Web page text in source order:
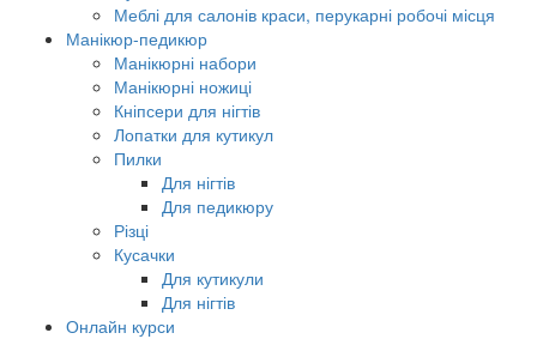
Меблі для салонів краси, перукарні робочі місця
Манікюр-педикюр
Манікюрні набори
Манікюрні ножиці
Кніпсери для нігтів
Лопатки для кутикул
Пилки
Для нігтів
Для педикюру
Різці
Кусачки
Для кутикули
Для нігтів
Онлайн курси